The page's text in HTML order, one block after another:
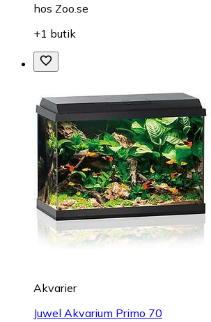
hos Zoo.se
+1 butik
Akvarier
Juwel Akvarium Primo 70